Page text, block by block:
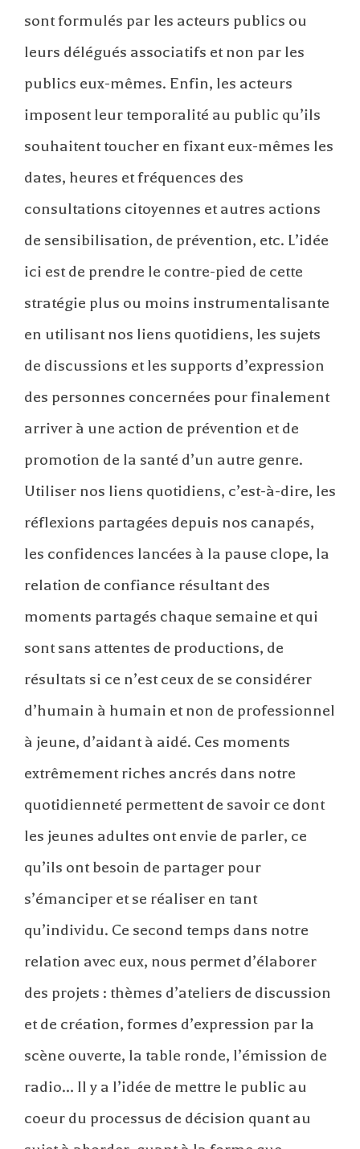
sont formulés par les acteurs publics ou
leurs délégués associatifs et non par les
publics eux-mêmes. Enfin, les acteurs
imposent leur temporalité au public qu’ils
souhaitent toucher en fixant eux-mêmes les
dates, heures et fréquences des
consultations citoyennes et autres actions
de sensibilisation, de prévention, etc. L’idée
ici est de prendre le contre-pied de cette
stratégie plus ou moins instrumentalisante
en utilisant nos liens quotidiens, les sujets
de discussions et les supports d’expression
des personnes concernées pour finalement
arriver à une action de prévention et de
promotion de la santé d’un autre genre.
Utiliser nos liens quotidiens, c’est-à-dire, les
réflexions partagées depuis nos canapés,
les confidences lancées à la pause clope, la
relation de confiance résultant des
moments partagés chaque semaine et qui
sont sans attentes de productions, de
résultats si ce n’est ceux de se considérer
d’humain à humain et non de professionnel
à jeune, d’aidant à aidé. Ces moments
extrêmement riches ancrés dans notre
quotidienneté permettent de savoir ce dont
les jeunes adultes ont envie de parler, ce
qu’ils ont besoin de partager pour
s’émanciper et se réaliser en tant
qu’individu. Ce second temps dans notre
relation avec eux, nous permet d’élaborer
des projets : thèmes d’ateliers de discussion
et de création, formes d’expression par la
scène ouverte, la table ronde, l’émission de
radio… Il y a l’idée de mettre le public au
coeur du processus de décision quant au